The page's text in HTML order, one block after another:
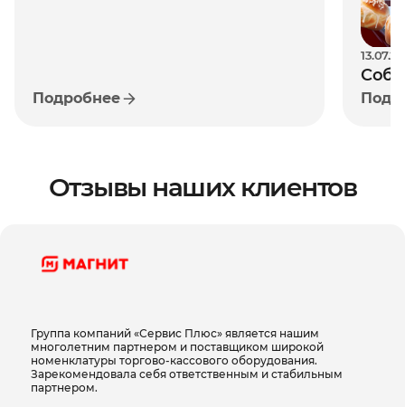
2600 mAh, UROVO K319 обеспечивает
разнообразные настройки и функции, что
удобный принтер для мобильной печати
этикеток.
Подробнее
Отзывы наших клиентов
Группа компаний «Сервис Плюс» является нашим
многолетним партнером и поставщиком широкой
номенклатуры торгово-кассового оборудования.
Зарекомендовала себя ответственным и стабильным
партнером.